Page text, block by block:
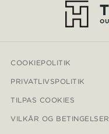
COOKIEPOLITIK
PRIVATLIVSPOLITIK
TILPAS COOKIES
VILKÅR OG BETINGELSER